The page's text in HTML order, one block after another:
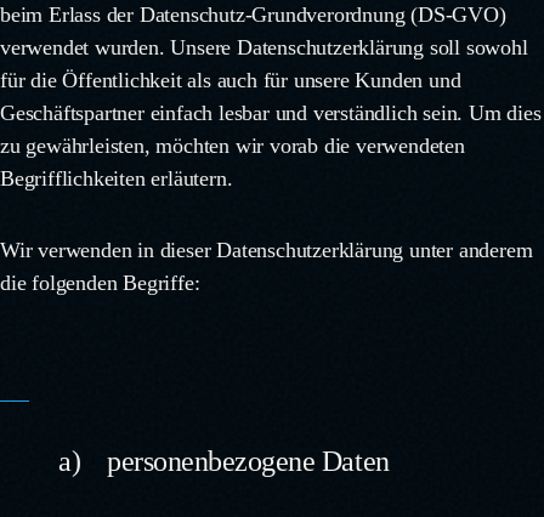
beim Erlass der Datenschutz-Grundverordnung (DS-GVO)
verwendet wurden. Unsere Datenschutzerklärung soll sowohl
für die Öffentlichkeit als auch für unsere Kunden und
Geschäftspartner einfach lesbar und verständlich sein. Um dies
zu gewährleisten, möchten wir vorab die verwendeten
Begrifflichkeiten erläutern.
Wir verwenden in dieser Datenschutzerklärung unter anderem
die folgenden Begriffe:
a) personenbezogene Daten